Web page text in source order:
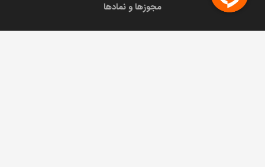
مجوزها و نمادها